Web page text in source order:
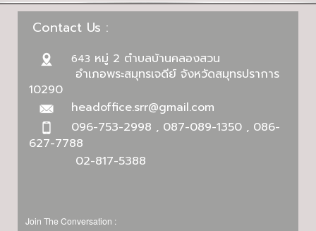
Contact Us :
643 หมู่ 2 ตำบลบ้านคลองสวน
อำเภอพระสมุทรเจดีย์ จังหวัดสมุทรปราการ
10290
headoffice.srr@gmail.com
096-753-2998 , 087-089-1350 , 086-
627-7788
02-817-5388
Join The Conversation :